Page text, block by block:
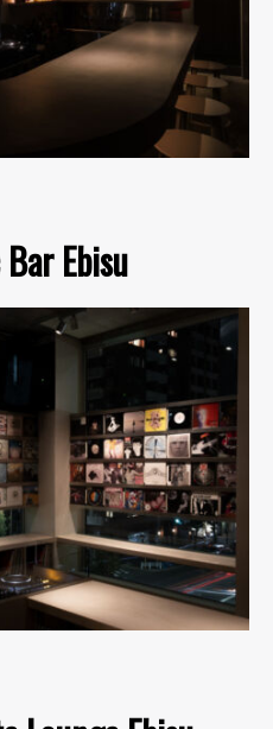
Ebisu